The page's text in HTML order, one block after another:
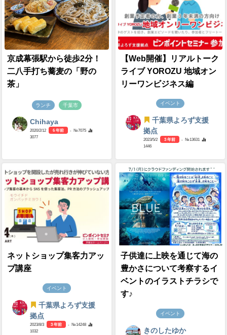
京成幕張駅から徒歩2分！
二八手打ち蕎麦の「野の
茶」
ランチ 千葉市
Chihaya
2020/2/12 6 年前
- №7075
3077
【Web開催】リアルトーク
ライブ YOROZU 地域オン
リーワンビジネス編
イベント
千葉県よろず支援
拠点
2023/5/2 3 年前
- №13631
1446
ネットショップ集客力アッ
プ講座
イベント
千葉県よろず支援
拠点
2023/8/3 3 年前
- №14248
1032
子供達に上映を通じて海の
豊かさについて考察するイ
ベントのイラストチラシで
す♪
イベント
きのしたゆか